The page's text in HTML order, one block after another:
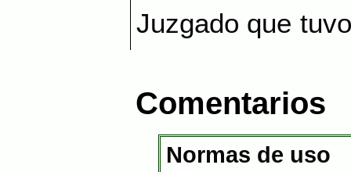
Juzgado que
Comentarios
Normas de uso